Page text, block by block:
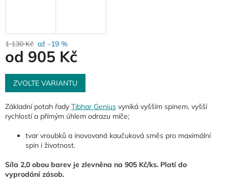
1 130 Kč až –19 %
od 905 Kč
Měrná
cena:
ZVOLTE VARIANTU
Základní potah řady Tibhar Genius vyniká vyšším spinem, vyšší
rychlostí a přímým úhlem odrazu míče;
tvar vroubků a inovovaná kaučuková směs pro maximální
spin i životnost.
Síla 2,0 obou barev je zlevněna na 905 Kč/ks. Platí do
vyprodání zásob.